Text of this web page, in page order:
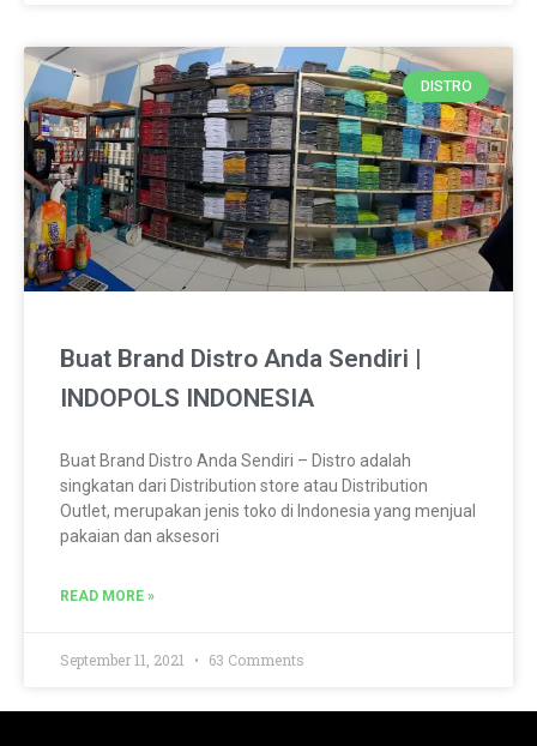
DISTRO
Buat Brand Distro Anda Sendiri |
INDOPOLS INDONESIA
Buat Brand Distro Anda Sendiri – Distro adalah
singkatan dari Distribution store atau Distribution
Outlet, merupakan jenis toko di Indonesia yang menjual
pakaian dan aksesori
READ MORE »
September 11, 2021 63 Comments